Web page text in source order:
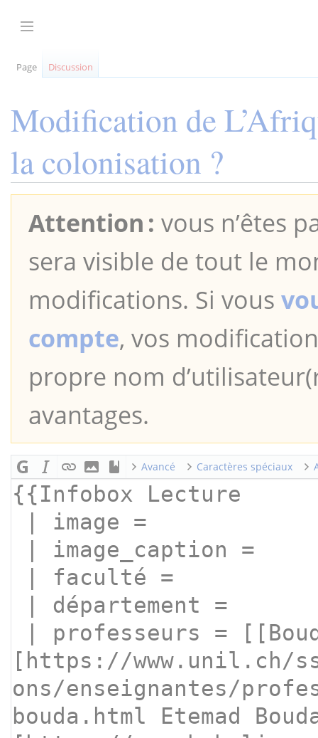
au Afficher / masquer la barre latérale
Page Discussion
Modification de
la colonisation ?
Attention : vous n’êtes
sera visible de tout le
modifications. Si vous
compte, vos
propre nom
avantages.
Avancé Caractères spéciaux